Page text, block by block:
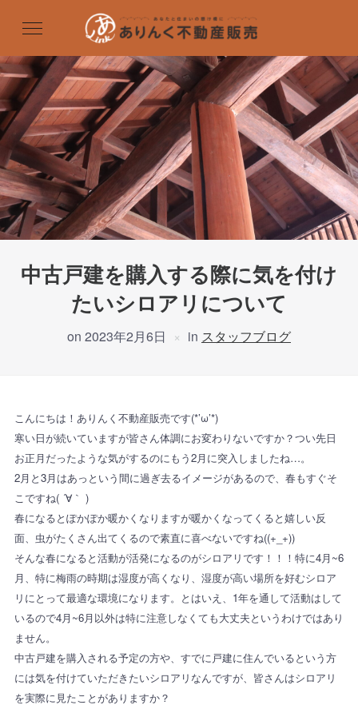
中古戸建を購入する際に気を付け
たいシロアリについて
on 2023年2月6日 in スタッフブログ
こんにちは！ありんく不動産販売です(*’ω’*)
寒い日が続いていますが皆さん体調にお変わりないですか？つい先日
お正月だったような気がするのにもう2月に突入しましたね…。
2月と3月はあっという間に過ぎ去るイメージがあるので、春もすぐそ
こですね( ´∀｀ )
春になるとぽかぽか暖かくなりますが暖かくなってくると嬉しい反
面、虫がたくさん出てくるので素直に喜べないですね((+_+))
そんな春になると活動が活発になるのがシロアリです！！！特に4月~6
月、特に梅雨の時期は湿度が高くなり、湿度が高い場所を好むシロア
リにとって最適な環境になります。とはいえ、1年を通して活動はして
いるので4月~6月以外は特に注意しなくても大丈夫というわけではあり
ません。
中古戸建を購入される予定の方や、すでに戸建に住んでいるという方
には気を付けていただきたいシロアリなんですが、皆さんはシロアリ
を実際に見たことがありますか？